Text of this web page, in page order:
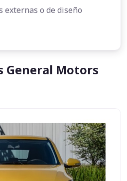
externas o de diseño
General Motors